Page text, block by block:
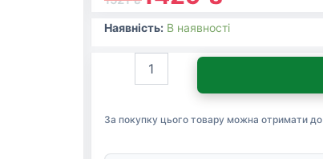
Наявність: В наявності
За покупку цього товару можна отримати до
OJ
Premium